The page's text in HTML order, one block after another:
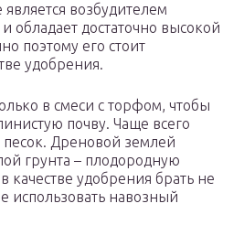
возбудителем
обладает достаточно высокой
поэтому его стоит
удобрения.
в смеси с торфом, чтобы
почву. Чаще всего
Дреновой землей
грунта – плодородную
качестве удобрения брать не
использовать навозный